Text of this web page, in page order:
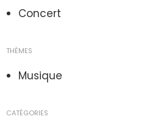
Concert
THÈMES
Musique
CATÉGORIES